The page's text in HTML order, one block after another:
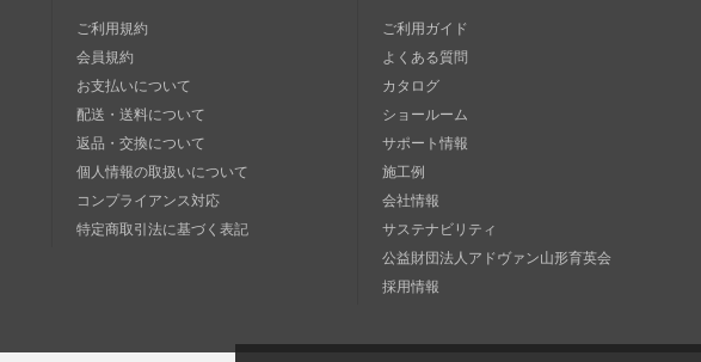
ご利用規約
会員規約
お支払いについて
配送・送料について
返品・交換について
個人情報の取扱いについて
コンプライアンス対応
特定商取引法に基づく表記
ご利用ガイド
よくある質問
カタログ
ショールーム
サポート情報
施工例
会社情報
サステナビリティ
公益財団法人アドヴァン山形育英会
採用情報